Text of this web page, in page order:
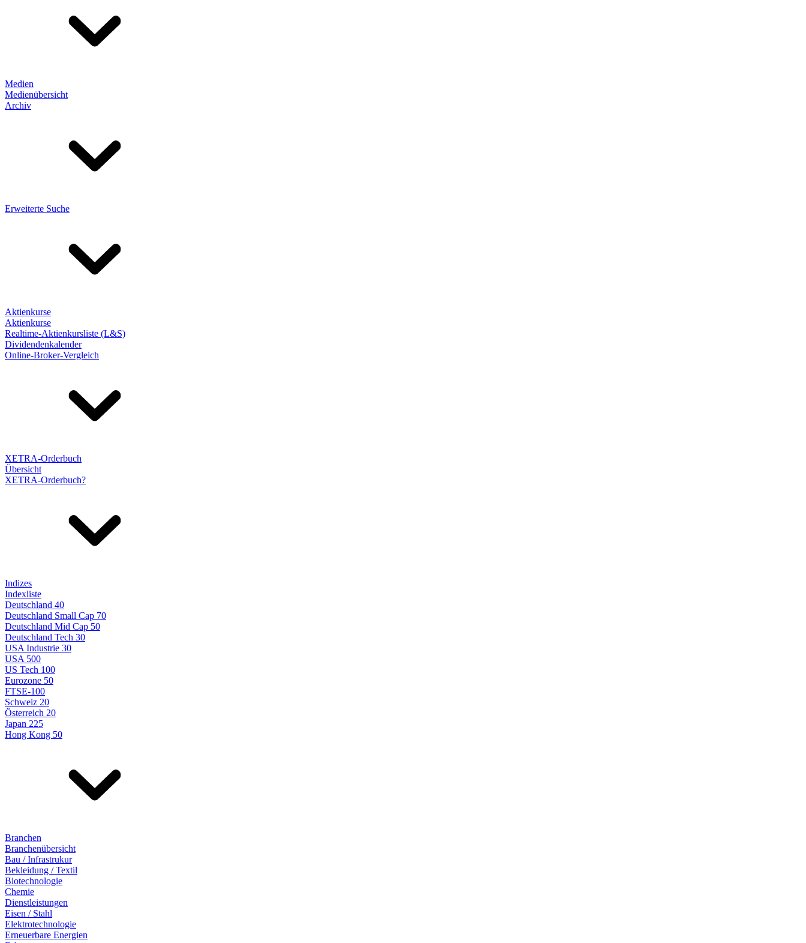
Medien
Medienübersicht
Archiv
Erweiterte Suche
Aktienkurse
Aktienkurse
Realtime-Aktienkursliste (L&S)
Dividendenkalender
Online-Broker-Vergleich
XETRA-Orderbuch
Übersicht
XETRA-Orderbuch?
Indizes
Indexliste
Deutschland 40
Deutschland Small Cap 70
Deutschland Mid Cap 50
Deutschland Tech 30
USA Industrie 30
USA 500
US Tech 100
Eurozone 50
FTSE-100
Schweiz 20
Österreich 20
Japan 225
Hong Kong 50
Branchen
Branchenübersicht
Bau / Infrastrukur
Bekleidung / Textil
Biotechnologie
Chemie
Dienstleistungen
Eisen / Stahl
Elektrotechnologie
Erneuerbare Energien